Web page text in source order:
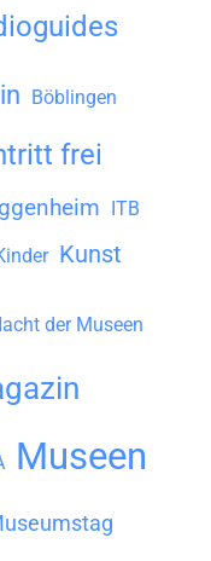
Böblingen
frei
ITB
Kunst
der Museen
Museen